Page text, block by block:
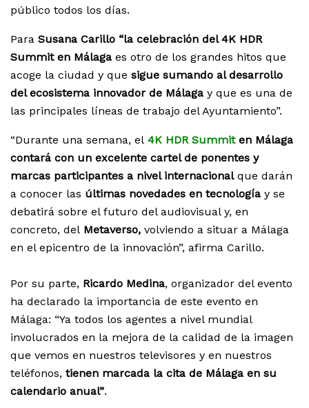
público todos los días.
Para Susana Carillo “la celebración del 4K HDR
Summit en Málaga es otro de los grandes hitos que
acoge la ciudad y que sigue sumando al desarrollo
del ecosistema innovador de Málaga y que es una de
las principales líneas de trabajo del Ayuntamiento”.
“Durante una semana, el 4K HDR Summit en Málaga
contará con un excelente cartel de ponentes y
marcas participantes a nivel internacionalque darán
a conocer las últimas novedades en tecnología y se
debatirá sobre el futuro del audiovisual y, en
concreto, del Metaverso, volviendo a situar a Málaga
en el epicentro de la innovación”, afirma Carillo.
Por su parte, Ricardo Medina, organizador del evento
ha declarado la importancia de este evento en
Málaga: “Ya todos los agentes a nivel mundial
involucrados en la mejora de la calidad de la imagen
que vemos en nuestros televisores y en nuestros
teléfonos, tienen marcada la cita de Málaga en su
calendario anual”.